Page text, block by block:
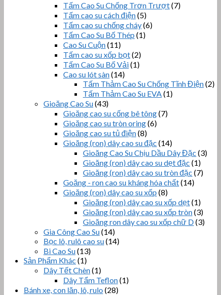
Tấm Cao Su Chống Trơn Trượt(7)
Tấm cao su cách điện(5)
Tấm cao su chống cháy(6)
Tấm Cao Su Bố Thép (1)
Cao Su Cuộn(11)
Tấm cao su xốp bọt(2)
Tấm Cao Su Bố Vải(1)
Cao su lót sàn(14)
Tấm Thảm Cao Su Chống Tĩnh Điện(2)
Tấm Thảm Cao Su EVA(1)
Gioăng Cao Su(43)
Gioăng cao su cống bê tông(7)
Gioăng cao su tròn oring(6)
Gioăng cao su tủ điện(8)
Gioăng (ron) dây cao su đặc (14)
Gioăng Cao Su Chịu Dầu Dây Đặc (3)
Gioăng (ron) dây cao su dẹt đặc (1)
Gioăng (ron) dây cao su tròn đặc (7)
Goăng - ron cao su kháng hóa chất(14)
Gioăng (ron) dây cao su xốp (8)
Gioăng (ron) dây cao su xốp dẹt(1)
Gioăng (ron) dây cao su xốp tròn(3)
Gioăng ron dây cao su xốp chữ D(3)
Gia Công Cao Su(14)
Bọc lô, rulô cao su(14)
Bi Cao Su(13)
Sản Phẩm Khác (1)
Dây Tết Chèn(1)
Dây Tẩm Teflon(1)
Bánh xe, con lăn, lô, rulo (28)